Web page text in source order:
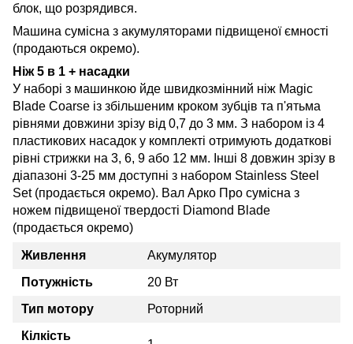
блок, що розрядився.
Машина сумісна з акумуляторами підвищеної ємності
(продаються окремо).
Ніж 5 в 1 + насадки
У наборі з машинкою йде швидкозмінний ніж Magic
Blade Coarse із збільшеним кроком зубців та п'ятьма
рівнями довжини зрізу від 0,7 до 3 мм. З набором із 4
пластикових насадок у комплекті отримують додаткові
рівні стрижки на 3, 6, 9 або 12 мм. Інші 8 довжин зрізу в
діапазоні 3-25 мм доступні з набором Stainless Steel
Set (продається окремо). Вал Арко Про сумісна з
ножем підвищеної твердості Diamond Blade
(продається окремо)
Живлення
Акумулятор
Потужність
20 Вт
Тип мотору
Роторний
Кілкість